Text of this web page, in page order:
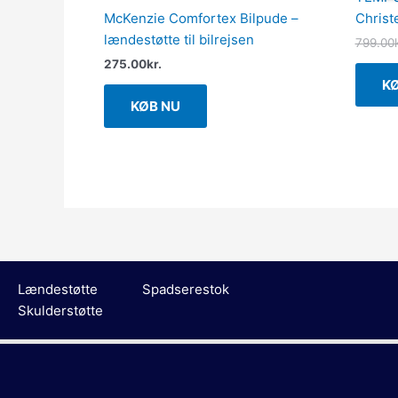
McKenzie Comfortex Bilpude –
lændestøtte til bilrejsen
275.00kr.
KØB NU
799.00
Lændestøtte
Skulderstøtte
Spadserestok